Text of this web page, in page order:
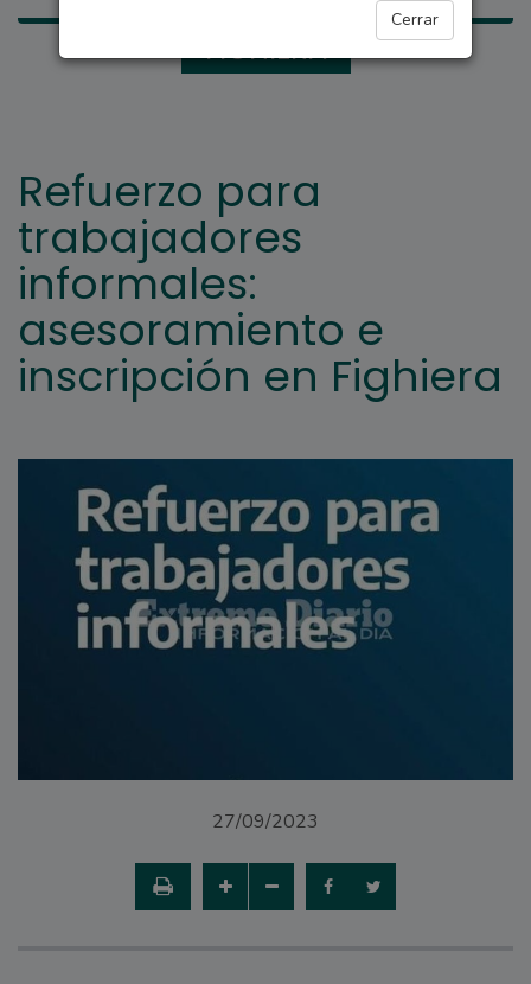
Cerrar
FIGHIERA
Refuerzo para
trabajadores
informales:
asesoramiento e
inscripción en Fighiera
27/09/2023